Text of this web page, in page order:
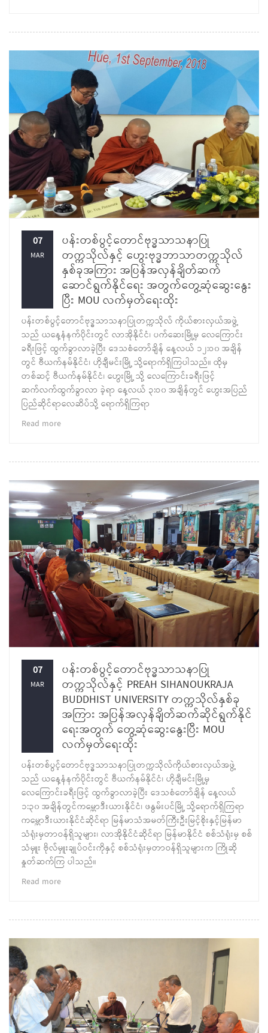
07
MAR
ပန်းတစ်ပွင့်တောင်ဗုဒ္ဓသာသနာပြု
တက္ကသိုလ်နှင့် ဟွေးဗုဒ္ဓဘာသာတက္ကသိုလ်
နှစ်ခုအကြား အပြန်အလှန်ချိတ်ဆက်
ဆောင်ရွက်နိုင်ရေး အတွက်တွေ့ဆုံဆွေးနွေး
ပြီး MOU လက်မှတ်ရေးထိုး
ပန်းတစ်ပွင့်တောင်ဗုဒ္ဓသာသနာပြုတက္ကသိုလ် ကိုယ်စားလှယ်အဖွဲ့
သည် ယနေ့နံနက်ပိုင်းတွင် လာအိုနိုင်ငံ၊ ပက်ဆေးမြို့မှ လေကြောင်း
ခရီးဖြင့် ထွက်ခွာလာခဲ့ပြီး ဒေသစံတော်ချိန် နေ့လယ် ၁၂:ဝ၀ အချိန်
တွင် ဗီယက်နမ်နိုင်ငံ၊ ဟိုချီမင်းမြို့ သို့ရောက်ရှိကြပါသည်။ ထိုမှ
တစ်ဆင့် ဗီယက်နမ်နိုင်ငံ၊ ဟွေးမြို့ သို့ လေကြောင်းခရီးဖြင့်
ဆက်လက်ထွက်ခွာလာ ခဲ့ရာ နေ့လယ် ၃:ဝ၀ အချိန်တွင် ဟွေးအပြည်
ပြည်ဆိုင်ရာလေဆိပ်သို့ ရောက်ရှိကြရာ
Read more
07
MAR
ပန်းတစ်ပွင့်တောင်ဗုဒ္ဓသာသနာပြု
တက္ကသိုလ်နှင့် PREAH SIHANOUKRAJA
BUDDHIST UNIVERSITY တက္ကသိုလ်နှစ်ခု
အကြား အပြန်အလှန်ချိတ်ဆက်ဆိုင်ရွက်နိုင်
ရေးအတွက် တွေ့ဆုံဆွေးနွေးပြီး MOU
လက်မှတ်ရေးထိုး
ပန်းတစ်ပွင့်တောင်ဗုဒ္ဓသာသနာပြုတက္ကသိုလ်ကိုယ်စားလှယ်အဖွဲ့
သည် ယနေ့နံနက်ပိုင်းတွင် ဗီယက်နမ်နိုင်ငံ၊ ဟိုချီမင်းမြို့မှ
လေကြောင်းခရီးဖြင့် ထွက်ခွာလာခဲ့ပြီး ဒေသစံတော်ချိန် နေ့လယ်
၁:၃၀ အချိန်တွင်ကမ္ဘောဒီးယားနိုင်ငံ၊ ဖနွမ်းပင်မြို့ သို့ရောက်ရှိကြရာ
ကမ္ဘောဒီးယားနိုင်ငံဆိုင်ရာ မြန်မာသံအမတ်ကြီးဦးမြင့်စိုးနှင့်မြန်မာ
သံရုံးမှတာဝန်ရှိသူများ၊ လာအိုနိုင်ငံဆိုင်ရာ မြန်မာနိုင်ငံ စစ်သံရုံးမှ စစ်
သံမှူး ဗိုလ်မှူးချုပ်ဝင်းကိုနှင့် စစ်သံရုံးမှတာဝန်ရှိသူများက ကြိုဆို
နှုတ်ဆက်ကြ ပါသည်။
Read more